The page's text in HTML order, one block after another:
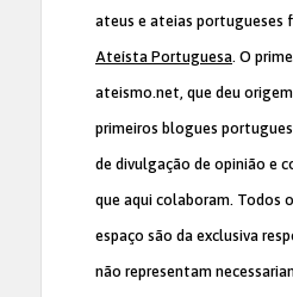
ateus e ateias portugueses
Ateísta Portuguesa. O
ateismo.net, que deu
primeiros blogues
de divulgação de opinião e
que aqui colaboram. Todos
espaço são da exclusiva
não representam